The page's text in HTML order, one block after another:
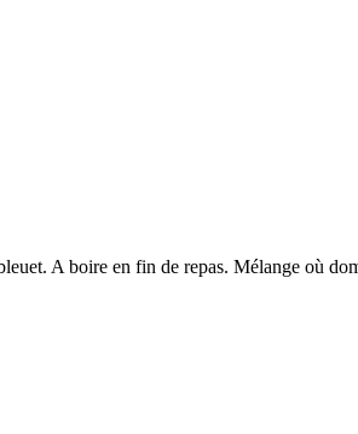
A boire en fin de repas. Mélange où